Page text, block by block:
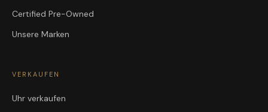
Certified Pre-Owned
Unsere Marken
VERKAUFEN
Uhr verkaufen